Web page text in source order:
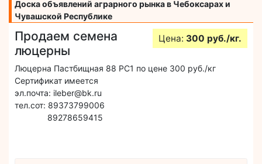
Доска объявлений аграрного рынка в Чебоксарах и
Чувашской Республике
Продаем семена
люцерны
Цена: 300 руб./кг.
Люцерна Пастбищная 88 РС1 по цене 300 руб./кг
Сертификат имеется
эл.почта: ileber@bk.ru
тел.сот: 89373799006
89278659415